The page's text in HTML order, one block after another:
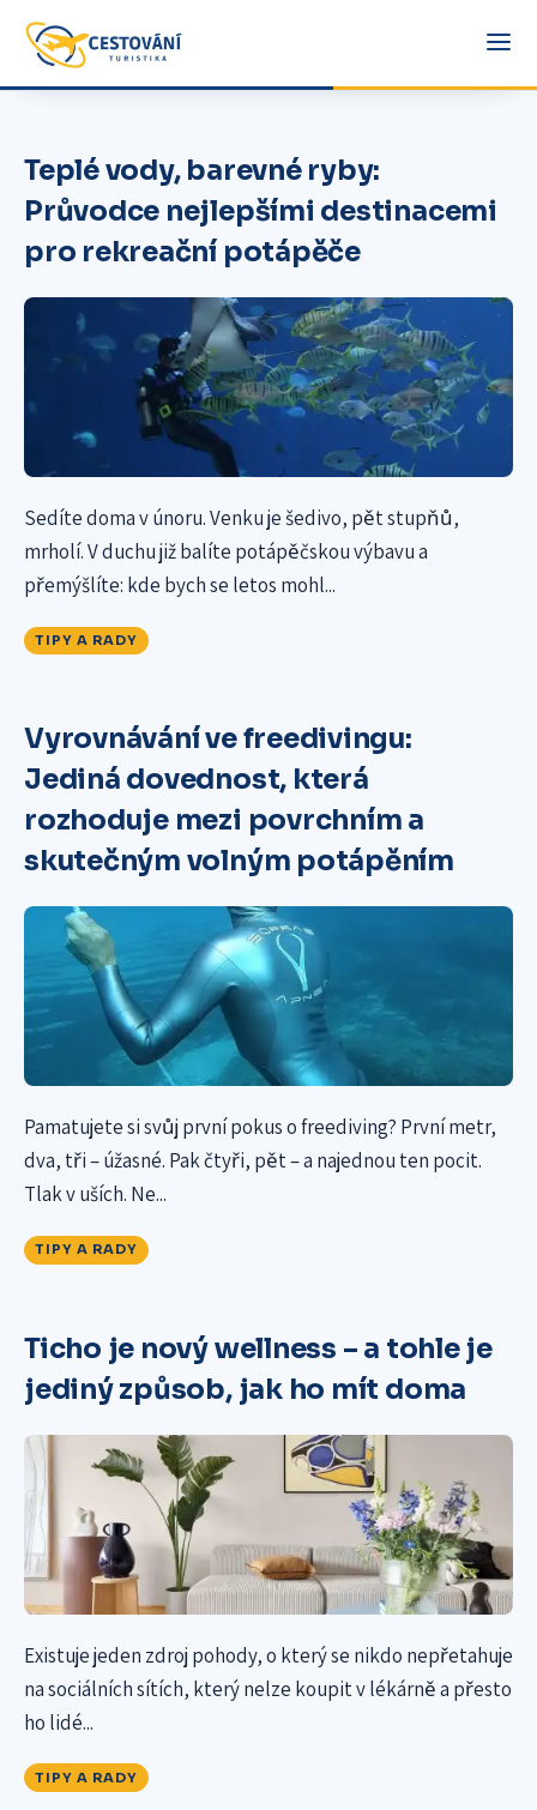
Teplé vody, barevné ryby:
Průvodce nejlepšími destinacemi
pro rekreační potápěče
Sedíte doma v únoru. Venku je šedivo, pět stupňů,
mrholí. V duchu již balíte potápěčskou výbavu a
přemýšlíte: kde bych se letos mohl...
TIPY A RADY
Vyrovnávání ve freedivingu:
Jediná dovednost, která
rozhoduje mezi povrchním a
skutečným volným potápěním
Pamatujete si svůj první pokus o freediving? První metr,
dva, tři – úžasné. Pak čtyři, pět – a najednou ten pocit.
Tlak v uších. Ne...
TIPY A RADY
Ticho je nový wellness – a tohle je
jediný způsob, jak ho mít doma
Existuje jeden zdroj pohody, o který se nikdo nepřetahuje
na sociálních sítích, který nelze koupit v lékárně a přesto
ho lidé...
TIPY A RADY